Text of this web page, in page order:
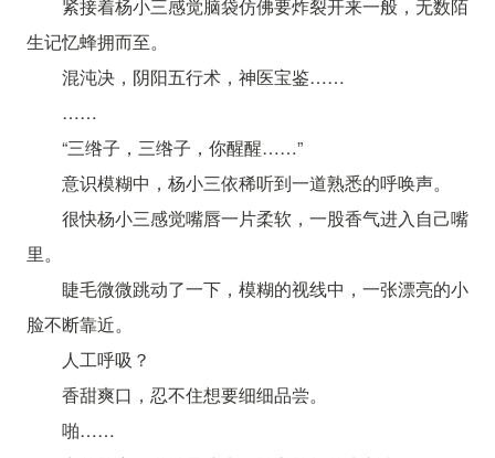
紧接着杨小三感觉脑袋仿佛要炸裂开来一般，无数陌
生记忆蜂拥而至。
混沌决，阴阳五行术，神医宝鉴……
……
“三绺子，三绺子，你醒醒……”
意识模糊中，杨小三依稀听到一道熟悉的呼唤声。
很快杨小三感觉嘴唇一片柔软，一股香气进入自己嘴
里。
睫毛微微跳动了一下，模糊的视线中，一张漂亮的小
脸不断靠近。
人工呼吸？
香甜爽口，忍不住想要细细品尝。
啪……